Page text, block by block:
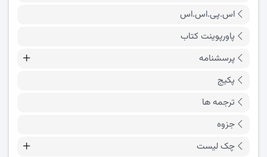
اس.پی.اس.اس
پاورپوینت کتاب
پرسشنامه
پکیج
ترجمه ها
جزوه
چک لیست